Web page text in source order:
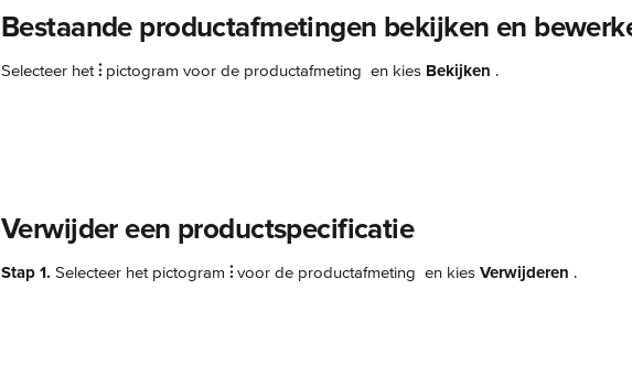
Bestaande productafmetingen bekijken en
Selecteer het ⫶ pictogram voor de productafmeting en kies Bekijken .
Verwijder een productspecificatie
Stap 1. Selecteer het pictogram ⫶ voor de productafmeting en kies Verwijderen .